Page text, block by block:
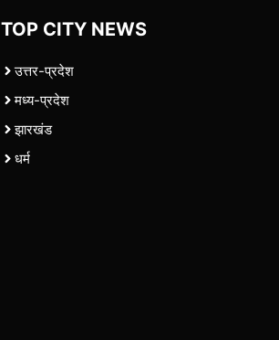
TOP CITY NEWS
उत्तर-प्रदेश
मध्य-प्रदेश
झारखंड
धर्म